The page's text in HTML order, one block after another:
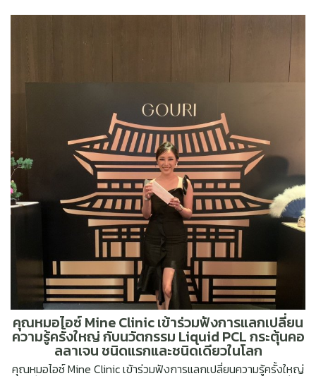
คุณหมอไอซ์ Mine Clinic เข้าร่วมฟังการแลกเปลี่ยน
ความรู้ครั้งใหญ่ กับนวัตกรรม Liquid PCL กระตุ้นคอ
ลลาเจน ชนิดแรกและชนิดเดียวในโลก
คุณหมอไอซ์ Mine Clinic เข้าร่วมฟังการแลกเปลี่ยนความรู้ครั้งใหญ่